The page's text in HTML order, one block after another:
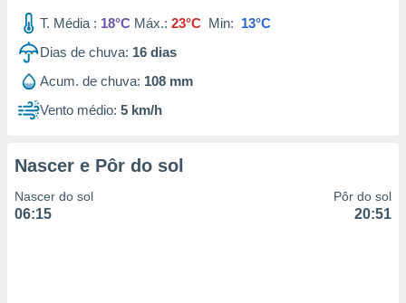
T. Média : 18°C Máx.: 23°C Min: 13°C
Dias de chuva: 16 dias
Acum. de chuva: 108 mm
Vento médio: 5 km/h
Nascer e Pôr do sol
Nascer do sol
06:15
Pôr do sol
20:51